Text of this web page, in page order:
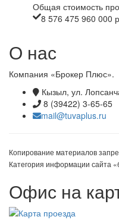
Общая стоимость
8 576 475 960 000
О нас
Компания «Брокер Плюс».
Кызыл, ул.
8 (39422) 3-65-65
mail@tuvaplus.ru
Копирование материалов
Категория информации сайта
Офис на